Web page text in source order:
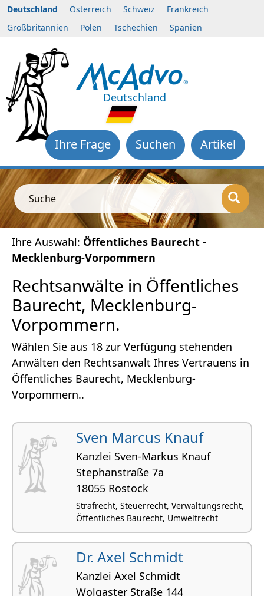
Deutschland Österreich Schweiz
Frankreich
Großbritannien
Polen Tschechien Spanien
Deutschland
Artikel
Suchen
Ihre Frage
Suche
Ihre Auswahl: Öffentliches Baurecht -
Mecklenburg-Vorpommern
Rechtsanwälte in Öffentliches
Baurecht, Mecklenburg-
Vorpommern.
Wählen Sie aus 18 zur Verfügung stehenden
Anwälten den Rechtsanwalt Ihres Vertrauens in
Öffentliches Baurecht, Mecklenburg-
Vorpommern..
Sven Marcus Knauf
Kanzlei Sven-Markus Knauf
Stephanstraße 7a
18055 Rostock
Strafrecht, Steuerrecht, Verwaltungsrecht,
Öffentliches Baurecht, Umweltrecht
Dr. Axel Schmidt
Kanzlei Axel Schmidt
Wolgaster Straße 144